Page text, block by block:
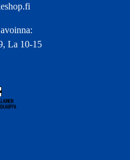
La 10-15